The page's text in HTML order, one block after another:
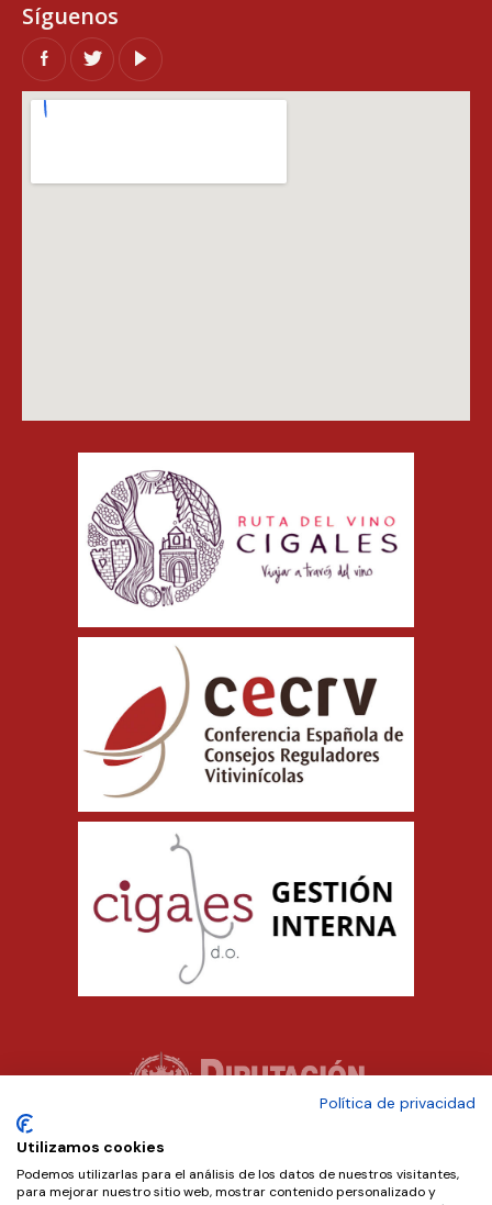
Síguenos
Política de privacidad
Utilizamos cookies
Podemos utilizarlas para el análisis de los datos de nuestros visitantes,
para mejorar nuestro sitio web, mostrar contenido personalizado y